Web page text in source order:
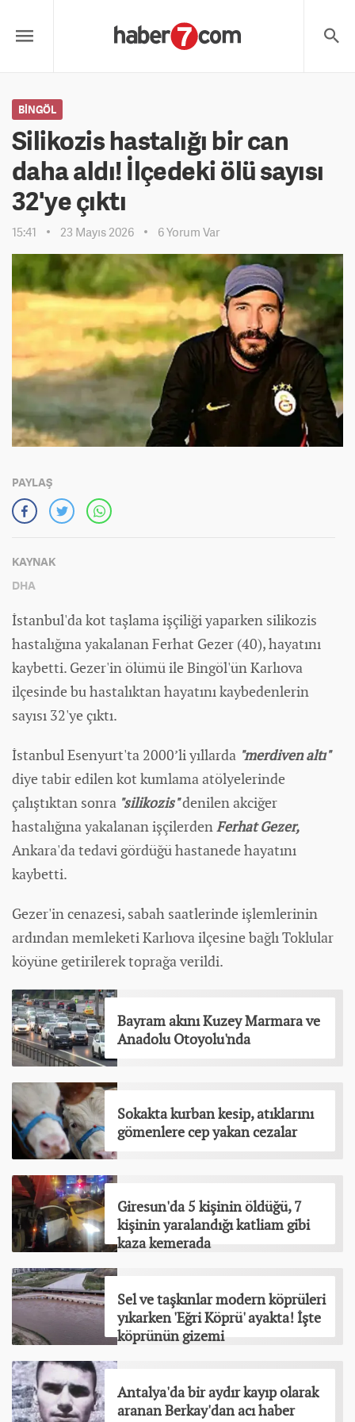
BINGÖL
Silikozis hastalığı bir can
daha aldı! İlçedeki ölü sayısı
32'ye çıktı
15:41 23 Mayıs 2026 6 Yorum Var
PAYLAŞ
KAYNAK
DHA
İstanbul'da kot taşlama işçiliği yaparken silikozis
hastalığına yakalanan Ferhat Gezer (40), hayatını
kaybetti. Gezer'in ölümü ile Bingöl'ün Karlıova
ilçesinde bu hastalıktan hayatını kaybedenlerin
sayısı 32'ye çıktı.
İstanbul Esenyurt'ta 2000’li yıllarda "merdiven altı"
diye tabir edilen kot kumlama atölyelerinde
çalıştıktan sonra "silikozis"denilen akciğer
hastalığına yakalanan işçilerdenFerhat Gezer,
Ankara'da tedavi gördüğü hastanede hayatını
kaybetti.
Gezer'in cenazesi, sabah saatlerinde işlemlerinin
ardından memleketi Karlıova ilçesine bağlı Toklular
köyüne getirilerek toprağa verildi.
Bayram akını Kuzey Marmara ve
Anadolu Otoyolu'nda
Sokakta kurban kesip, atıklarını
gömenlere cep yakan cezalar
Giresun'da 5 kişinin öldüğü, 7
kişinin yaralandığı katliam gibi
kaza kemerada
Sel ve taşkınlar modern köprüleri
yıkarken 'Eğri Köprü' ayakta! İşte
köprünün gizemi
Antalya'da bir aydır kayıp olarak
aranan Berkay'dan acı haber